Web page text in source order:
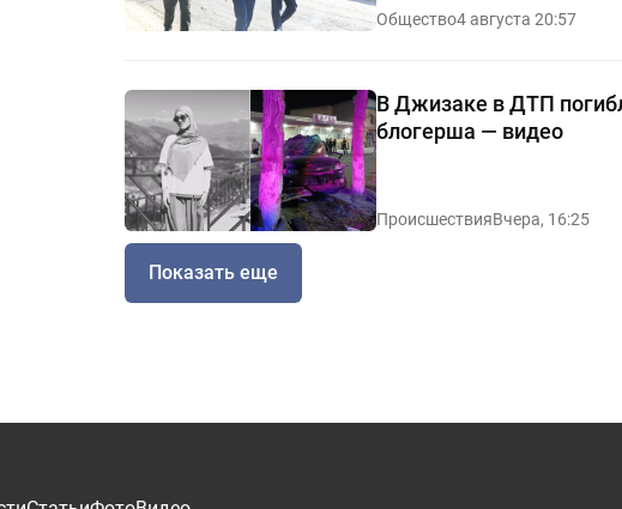
Общество4 августа 20:57
В Джизаке в ДТП
блогерша — видео
ПроисшествияВчера, 16:25
Показать еще